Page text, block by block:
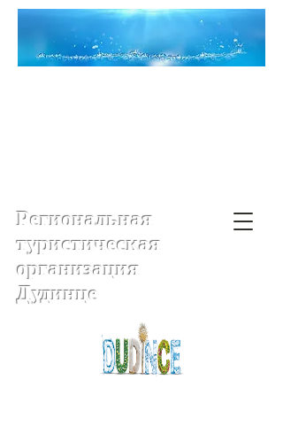
Региональная
туристическая
организация
Дудинце